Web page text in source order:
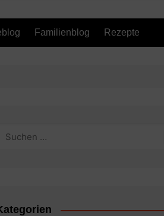
Familienblog Rezepte